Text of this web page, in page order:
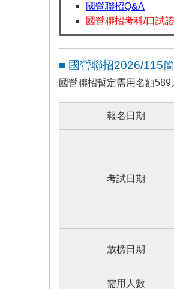
國營聯招Q&A
國營聯招考科/口試
■ 國營聯招2026/115
國營聯招暫定需用名額
報名日期
考試日期
放榜日期
需用人數